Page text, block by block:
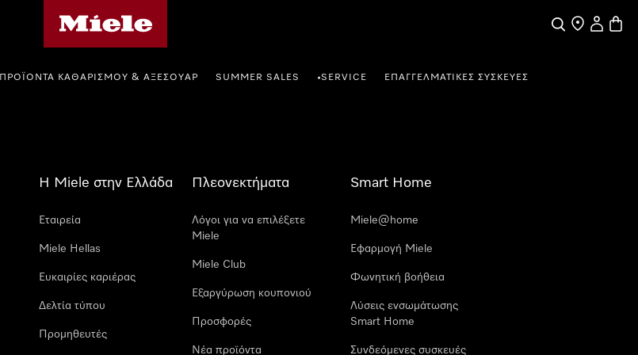
Αναζήτηση
Εύρεση
Ο
ΠΡΟΪΌΝΤΑ ΚΑΘΑΡΙΣΜΟΎ & ΑΞΕΣΟΥΆΡ SUMMER SALES •SERVICE ΕΠΑΓΓΕΛΜΑΤΙΚΈΣ ΣΥΣΚΕΥΈΣ
Η Miele στην Ελλάδα
Εταιρεία
Miele Hellas
Ευκαιρίες καριέρας
Δελτία τύπου
Προμηθευτές
Πλεονεκτήματα
Λόγοι για να επιλέξετε
Miele
Miele Club
Εξαργύρωση κουπονιού
Προσφορές
Νέα προϊόντα
Smart Home
Miele@home
Εφαρμογή Miele
Φωνητική βοήθεια
Λύσεις ενσωμάτωσης
Smart Home
Συνδεόμενες συσκευές